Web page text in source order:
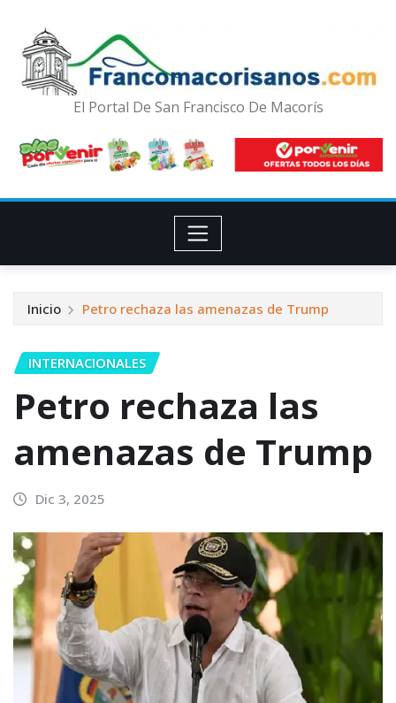
El Portal De San Francisco De Macorís
Inicio Petro rechaza las amenazas de Trump
INTERNACIONALES
Petro rechaza las
amenazas de Trump
Dic 3, 2025